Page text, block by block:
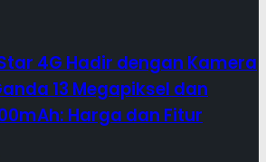
4G Hadir dengan Kamera
13 Megapiksel dan
Harga dan Fitur